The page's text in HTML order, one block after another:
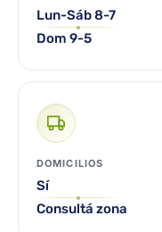
Lun-Sáb 8-7
Dom 9-5
DOMICILIOS
Sí
Consultá zona